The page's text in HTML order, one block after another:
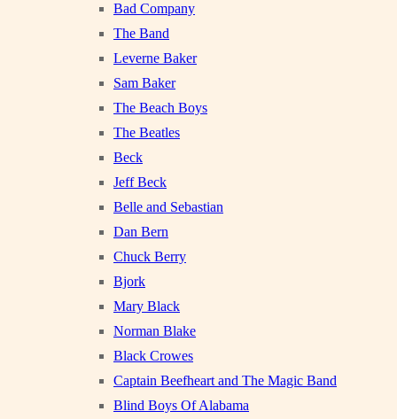
Bad Company
The Band
Leverne Baker
Sam Baker
The Beach Boys
The Beatles
Beck
Jeff Beck
Belle and Sebastian
Dan Bern
Chuck Berry
Bjork
Mary Black
Norman Blake
Black Crowes
Captain Beefheart and The Magic Band
Blind Boys Of Alabama